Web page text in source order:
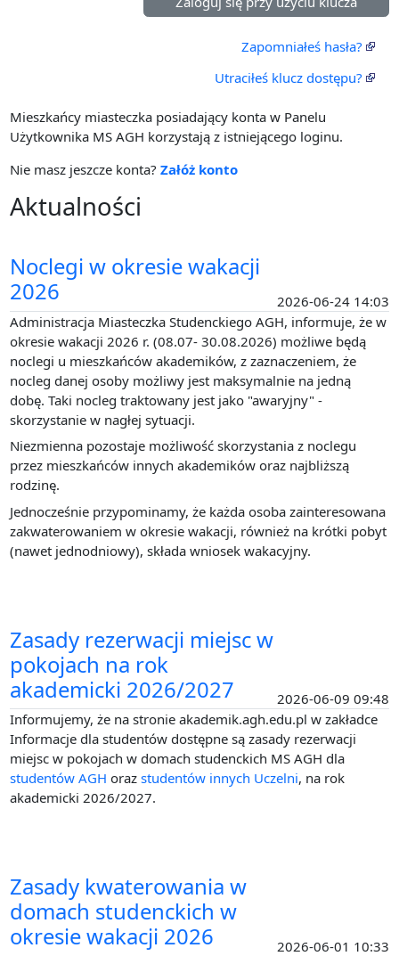
Zapomniałeś hasła?
Utraciłeś klucz dostępu?
Mieszkańcy miasteczka posiadający konta w Panelu
Użytkownika MS AGH korzystają z istniejącego loginu.
Nie masz jeszcze konta?Załóż konto
Aktualności
Noclegi w okresie wakacji
2026
2026-06-24 14:03
Administracja Miasteczka Studenckiego AGH, informuje, że w
okresie wakacji 2026 r. (08.07- 30.08.2026) możliwe będą
noclegi u mieszkańców akademików, z zaznaczeniem, że
nocleg danej osoby możliwy jest maksymalnie na jedną
dobę. Taki nocleg traktowany jest jako "awaryjny" -
skorzystanie w nagłej sytuacji.
Niezmienna pozostaje możliwość skorzystania z noclegu
przez mieszkańców innych akademików oraz najbliższą
rodzinę.
Jednocześnie przypominamy, że każda osoba zainteresowana
zakwaterowaniem w okresie wakacji, również na krótki pobyt
(nawet jednodniowy), składa wniosek wakacyjny.
Zasady rezerwacji miejsc w
pokojach na rok
akademicki 2026/2027
2026-06-09 09:48
Informujemy, że na stronie akademik.agh.edu.pl w zakładce
Informacje dla studentów dostępne są zasady rezerwacji
miejsc w pokojach w domach studenckich MS AGH dla
studentów AGH orazstudentów innych Uczelni, na rok
akademicki 2026/2027.
Zasady kwaterowania w
domach studenckich w
okresie wakacji 2026
2026-06-01 10:33